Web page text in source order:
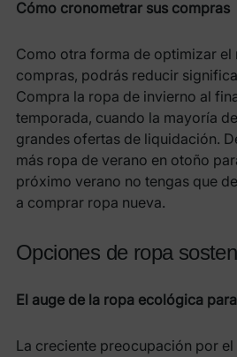
Cómo cronometrar sus compras
Como otra forma de optimizar el
compras, podrás reducir
Compra la ropa de invierno al
temporada, cuando la mayoría
grandes ofertas de liquidación.
más ropa de verano en otoño
próximo verano no tengas que
a comprar ropa nueva.
Opciones de ropa
El auge de la ropa ecológica
La creciente preocupación por